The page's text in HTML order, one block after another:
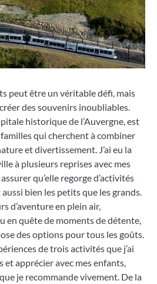
peut être un véritable défi, mais
créer des souvenirs inoubliables.
historique de l’Auvergne, est
qui cherchent à combiner
et divertissement. J’ai eu la
à plusieurs reprises avec mes
qu’elle regorge d’activités
bien les petits que les grands.
d’aventure en plein air,
en quête de moments de détente,
des options pour tous les goûts.
de trois activités que j’ai
apprécier avec mes enfants,
je recommande vivement. De la